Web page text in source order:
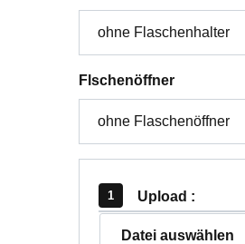
Flschenöffnerauswählen
Upload :
Datei auswählen